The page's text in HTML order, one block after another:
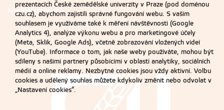
Nastavení cookies
prezentacích České zemědělské univerzity v Praze (pod doménou
czu.cz), abychom zajistili správné fungování webu. S vaším
souhlasem je využíváme také k měření návštěvnosti (Google
Analytics 4), analýze výkonu webu a pro marketingové účely
(Meta, Sklik, Google Ads), včetně zobrazování vložených videí
(YouTube). Informace o tom, jak naše weby používáte, mohou být
sdíleny s našimi partnery působícími v oblasti analytiky, sociálních
médií a online reklamy. Nezbytné cookies jsou vždy aktivní. Volbu
cookies a udělený souhlas můžete kdykoliv změnit nebo odvolat v
„Nastavení cookies“.